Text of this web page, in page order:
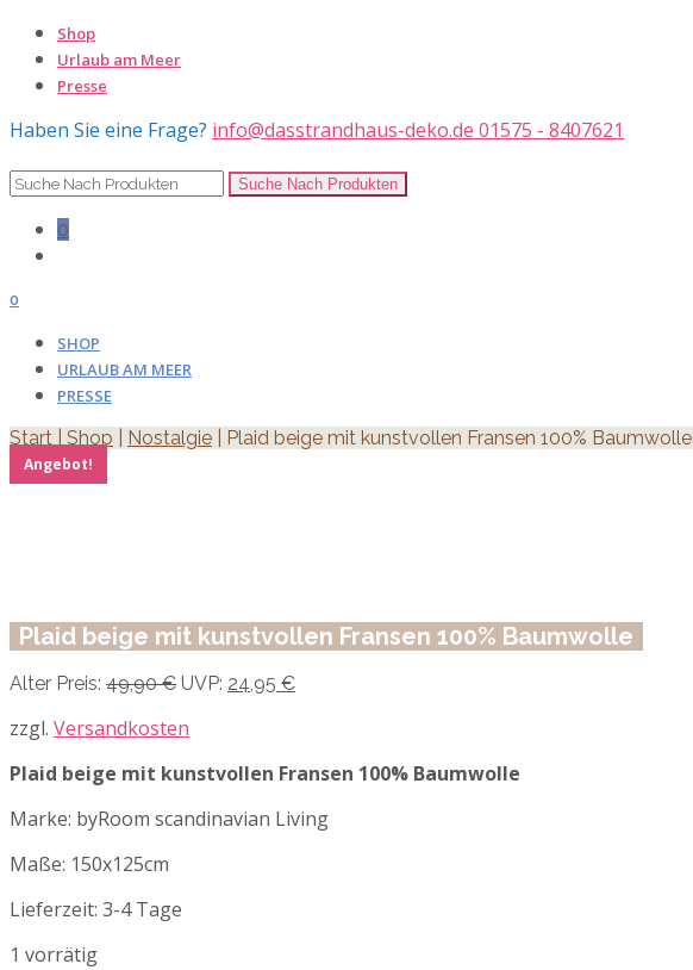
Shop
Urlaub am Meer
Presse
Haben Sie eine Frage? info@dasstrandhaus-deko.de 01575 - 8407621
0
0
SHOP
URLAUB AM MEER
PRESSE
Start Shop Nostalgie | Plaid beige mit kunstvollen Fransen 100% Baumwolle
Angebot!
Plaid beige mit kunstvollen Fransen 100% Baumwolle
Alter Preis: 49,90€ Ursprünglicher
war:
UVP: 24,95 €Aktueller
zzgl. Versandkosten
Plaid beige mit kunstvollen Fransen 100% Baumwolle
Marke: byRoom scandinavian Living
Maße: 150x125cm
Lieferzeit: 3-4 Tage
1 vorrätig